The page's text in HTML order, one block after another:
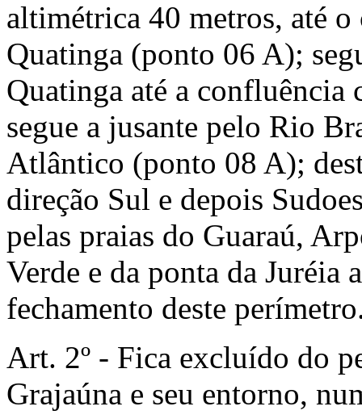
altimétrica 40 metros, até
Quatinga (ponto 06 A);
Quatinga até a
segue a jusante pelo Rio
Atlântico (ponto 08 A);
direção Sul e depois
pelas praias do Guaraú,
Verde e da ponta da Juréia
fechamento deste
Art. 2º - Fica excluído do
Grajaúna e seu entorno,